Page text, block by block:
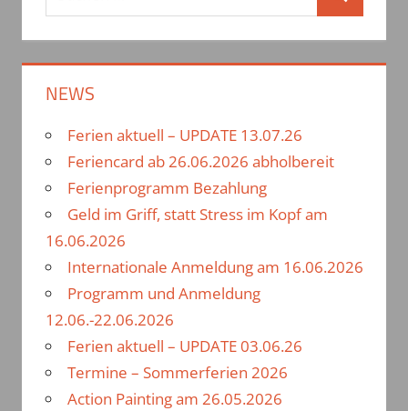
u
c
h
e
n
a
c
h
c
NEWS
Ferien aktuell – UPDATE 13.07.26
Feriencard ab 26.06.2026 abholbereit
Ferienprogramm Bezahlung
Geld im Griff, statt Stress im Kopf am
16.06.2026
Internationale Anmeldung am 16.06.2026
Programm und Anmeldung
12.06.-22.06.2026
Ferien aktuell – UPDATE 03.06.26
Termine – Sommerferien 2026
Action Painting am 26.05.2026